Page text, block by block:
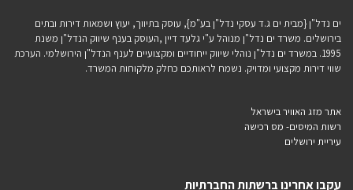
ים נדל"ן {מבית ים ג.ד עסקי נדל"ן בע"מ}, עוסק בתיווך, יעוץ ושמאות דירות ובתים
בירושלים. משרד ים נדל"ן מנוהל ע"י גלעד דיין ,העוסק בענף שיווק הנדל"ן משנת
1995. במשרד ים נדל"ן נוהלי שיווק ייחודיים ומקצועיים לענף הנדל"ן הירושלמי. הערכת
שווי דירות מקצועי ומדויק. נשמח לראותכם כחלק מלקוחות המשרד.
אתר מזג האוויר בישראל
רשות המיסים- מס רכישה
עיריית ירושלים
עקבו אחרינו ברשתות החברתיות